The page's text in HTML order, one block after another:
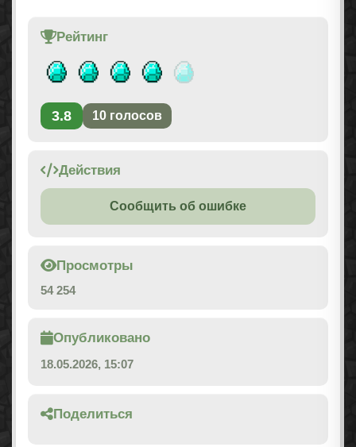
Рейтинг
3.8 10 голосов
Действия
Сообщить об ошибке
Просмотры
54 254
Опубликовано
18.05.2026, 15:07
Поделиться